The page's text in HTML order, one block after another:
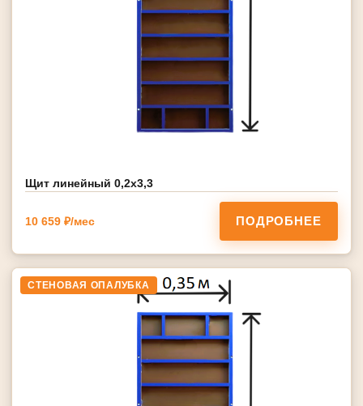
Щит линейный 0,2х3,3
10 659 ₽/мес ПОДРОБНЕЕ
СТЕНОВАЯ ОПАЛУБКА